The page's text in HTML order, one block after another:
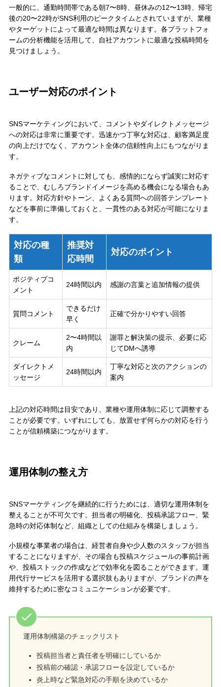
一般的に、通勤時間帯である朝7〜8時、昼休みの12〜13時、帰宅
後の20〜22時がSNS利用のピークタイムとされていますが、業種
やターゲットによって最適な時間は異なります。各プラットフォ
ームの分析機能を活用して、自社アカウントに最適な投稿時間を
見つけましょう。
ユーザー対応のポイント
SNSマーケティングにおいて、コメントやダイレクトメッセージ
への対応は非常に重要です。迅速かつ丁寧な対応は、顧客満足度
の向上だけでなく、アカウント全体の信頼性向上にもつながりま
す。
ネガティブなコメントに対しても、感情的にならず誠実に対応す
ることで、むしろブランドイメージを高める機会になる場合もあ
ります。対応方針やトーン、よくある質問への回答テンプレート
などを事前に準備しておくと、一貫性のある対応が可能になりま
す。
対応の種
類
推奨対
応時間
対応のポイント
ポジティブコ
メント
24時間以内 感謝の言葉と追加情報の提供
質問コメント
できるだけ
早く
正確で分かりやすい回答
クレーム
2〜4時間以
内
謝罪と解決策の提示、必要に応
じてDMへ誘導
ダイレクトメ
ッセージ
24時間以内
丁寧な対応と次のアクションの
案内
上記の対応時間は目安であり、業種や運用体制に応じて調整する
ことが必要です。いずれにしても、放置せず何らかの対応を行う
ことが信頼構築につながります。
運用体制の整え方
SNSマーケティングを継続的に行うためには、適切な運用体制を
整えることが不可欠です。担当者の明確化、投稿承認フロー、緊
急時の対応体制など、組織としての仕組みを構築しましょう。
小規模な事業者の場合は、経営者自身や少人数のスタッフが担当
することになりますが、その場合も投稿スケジュールの事前計画
や、投稿ストックの作成などで効率化を図ることができます。運
用代行サービスを活用する選択肢もありますが、ブランドの声を
維持するために密なコミュニケーションが必要です。
運用体制構築のチェックリスト
投稿担当者と責任者を明確にしているか
投稿前の確認・承認フローを設定しているか
炎上時など緊急対応の手順を決めているか